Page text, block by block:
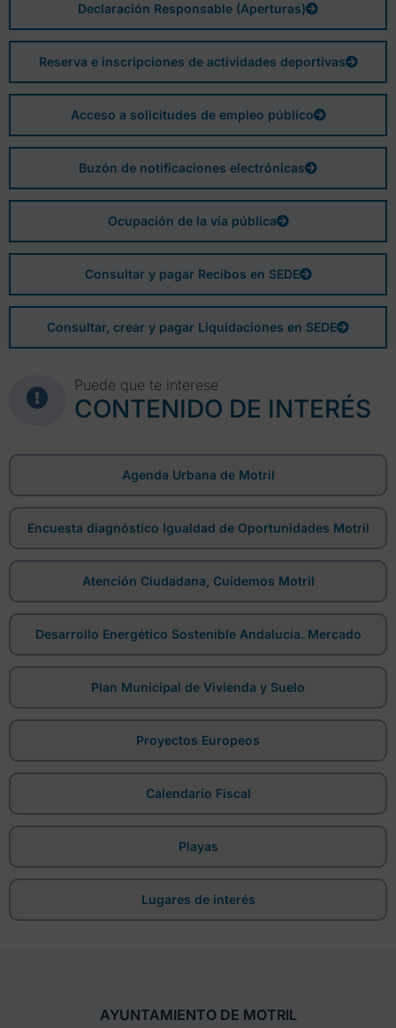
Declaración Responsable (Aperturas)
Reserva e inscripciones de actividades deportivas
Acceso a solicitudes de empleo público
Buzón de notificaciones electrónicas
Ocupación de la vía pública
Consultar y pagar Recibos en SEDE
Consultar, crear y pagar Liquidaciones en SEDE
Puede que te interese
CONTENIDO DE INTERÉS
Agenda Urbana de Motril
Encuesta diagnóstico Igualdad de Oportunidades Motril
Atención Ciudadana, Cuidemos Motril
Desarrollo Energético Sostenible Andalucía. Mercado
Plan Municipal de Vivienda y Suelo
Proyectos Europeos
Calendario Fiscal
Playas
Lugares de interés
AYUNTAMIENTO DE MOTRIL